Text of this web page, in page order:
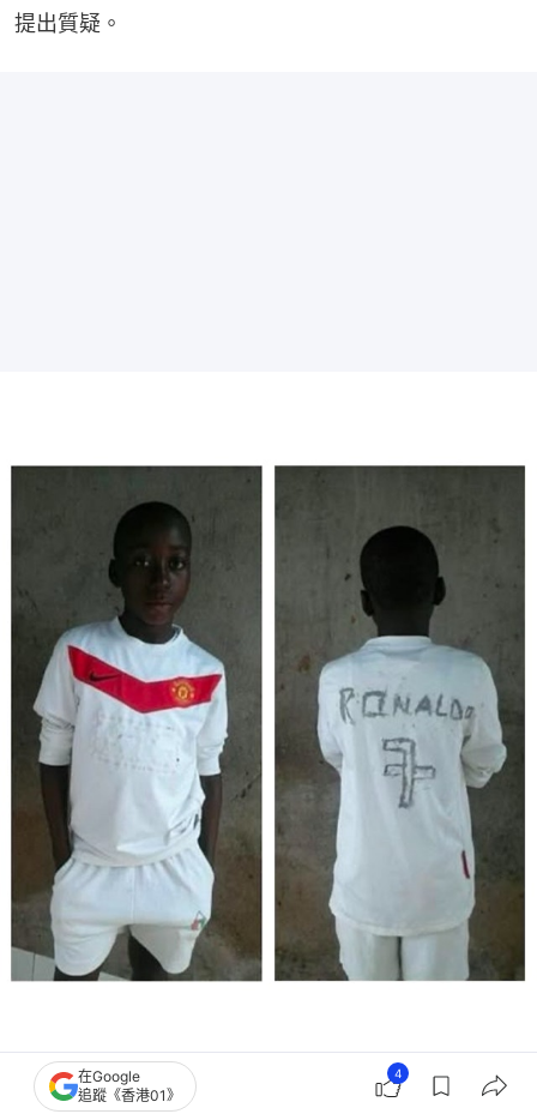
提出質疑。
「Roxane你記得嗎？有人買了一件假曼聯球衣給我，於是我用黑色馬克筆在背面
寫上C朗的名字和號碼。」（IG）
在Google
追蹤《香港01》
4